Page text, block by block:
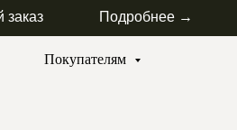
заказ Подробнее →
Покупателям